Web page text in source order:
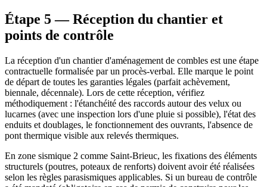
Étape 5 — Réception du chantier et
points de contrôle
La réception d'un chantier d'aménagement de combles est une étape
contractuelle formalisée par un procès-verbal. Elle marque le point
de départ de toutes les garanties légales (parfait achèvement,
biennale, décennale). Lors de cette réception, vérifiez
méthodiquement : l'étanchéité des raccords autour des velux ou
lucarnes (avec une inspection lors d'une pluie si possible), l'état des
enduits et doublages, le fonctionnement des ouvrants, l'absence de
pont thermique visible aux relevés thermiques.
En zone sismique 2 comme Saint-Brieuc, les fixations des éléments
structurels (poutres, poteaux de renforts) doivent avoir été réalisées
selon les règles parasismiques applicables. Si un bureau de contrôle